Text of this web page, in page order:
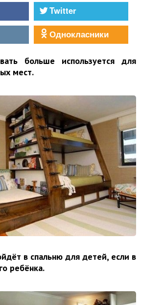
Twitter
Однокласники
больше используется для
мест.
в спальню для детей, если в
ребёнка.